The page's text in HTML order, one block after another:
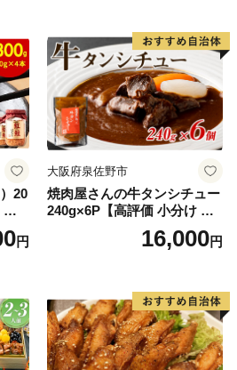
ー ギフト お取り寄せ 日高市
20
円
大阪府泉佐野市
焼肉屋さんの牛タンシチュー
240g×6P【高評価 小分け 惣
菜 牛たん 一人暮らし 冷凍】
16,000円